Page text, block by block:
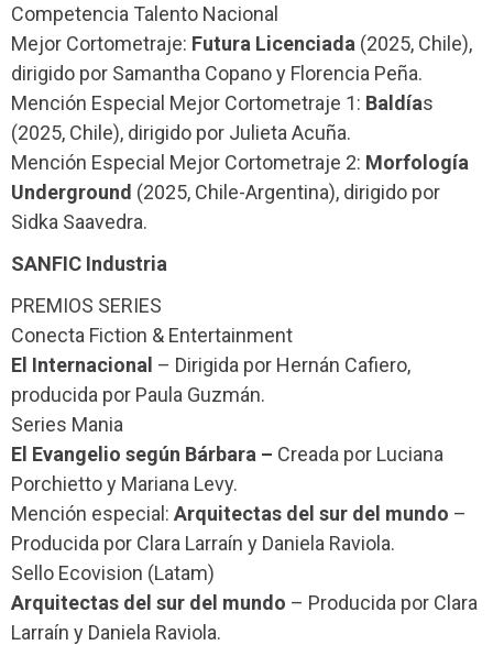
Competencia Talento Nacional
Mejor Cortometraje: Futura Licenciada (2025, Chile),
dirigido por Samantha Copano y Florencia Peña.
Mención Especial Mejor Cortometraje 1: Baldías
(2025, Chile), dirigido por Julieta Acuña.
Mención Especial Mejor Cortometraje 2: Morfología
Underground (2025, Chile-Argentina), dirigido por
Sidka Saavedra.
SANFIC Industria
PREMIOS SERIES
Conecta Fiction & Entertainment
El Internacional – Dirigida por Hernán Cafiero,
producida por Paula Guzmán.
Series Mania
El Evangelio según Bárbara – Creada por Luciana
Porchietto y Mariana Levy.
Mención especial: Arquitectas del sur del mundo –
Producida por Clara Larraín y Daniela Raviola.
Sello Ecovision (Latam)
Arquitectas del sur del mundo – Producida por Clara
Larraín y Daniela Raviola.